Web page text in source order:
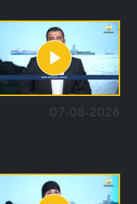
07-08-2026